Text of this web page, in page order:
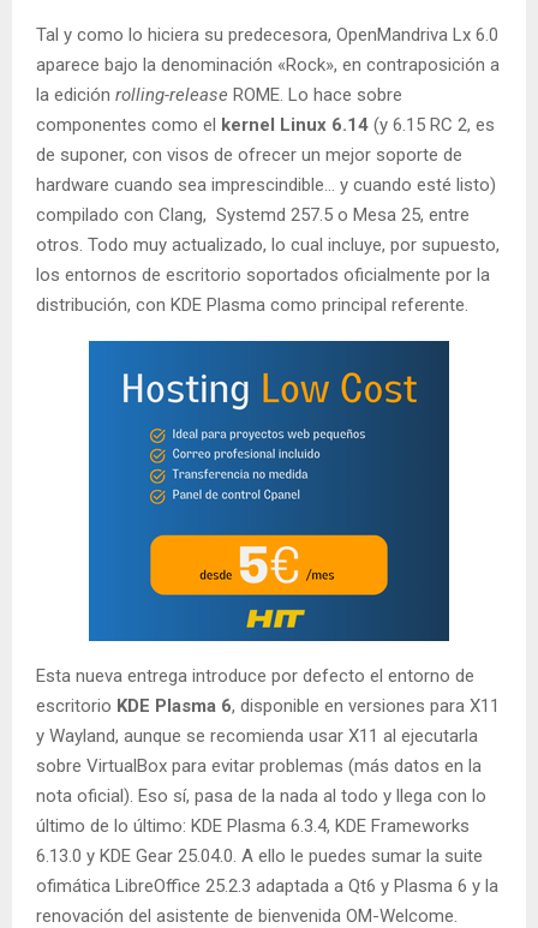
Tal y como lo hiciera su predecesora, OpenMandriva Lx 6.0
aparece bajo la denominación «Rock», en contraposición a
la edición rolling-release ROME. Lo hace sobre
componentes como el kernel Linux 6.14 (y 6.15 RC 2, es
de suponer, con visos de ofrecer un mejor soporte de
hardware cuando sea imprescindible… y cuando esté listo)
compilado con Clang, Systemd 257.5 o Mesa 25, entre
otros. Todo muy actualizado, lo cual incluye, por supuesto,
los entornos de escritorio soportados oficialmente por la
distribución, con KDE Plasma como principal referente.
Esta nueva entrega introduce por defecto el entorno de
escritorio KDE Plasma 6, disponible en versiones para X11
y Wayland, aunque se recomienda usar X11 al ejecutarla
sobre VirtualBox para evitar problemas (más datos en la
nota oficial). Eso sí, pasa de la nada al todo y llega con lo
último de lo último: KDE Plasma 6.3.4, KDE Frameworks
6.13.0 y KDE Gear 25.04.0. A ello le puedes sumar la suite
ofimática LibreOffice 25.2.3 adaptada a Qt6 y Plasma 6 y la
renovación del asistente de bienvenida OM-Welcome.